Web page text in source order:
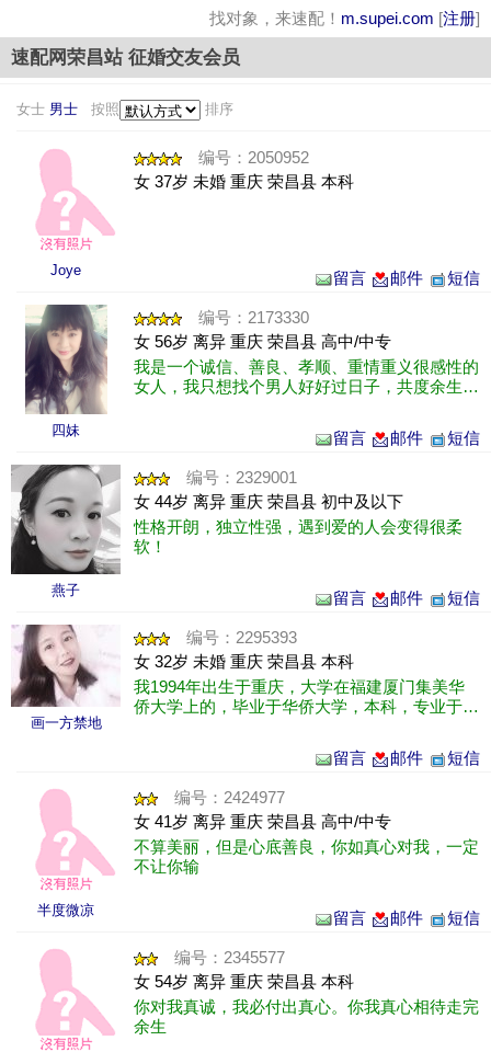
找对象，来速配！ m.supei.com [注册]
速配网荣昌站 征婚交友会员
女士 男士 按照 排序
Joye
编号：2050952
女 37岁 未婚 重庆 荣昌县 本科
留言 邮件 短信
四妹
编号：2173330
女 56岁 离异 重庆 荣昌县 高中/中专
我是一个诚信、善良、孝顺、重情重义很感性的
女人，我只想找个男人好好过日子，共度余生。
留言
邮件 短信
燕子
编号：2329001
女 44岁 离异 重庆 荣昌县 初中及以下
性格开朗，独立性强，遇到爱的人会变得很柔
软！
留言 邮件 短信
画一方禁地
编号：2295393
女 32岁 未婚 重庆 荣昌县 本科
我1994年出生于重庆，大学在福建厦门集美华
侨大学上的，毕业于华侨大学，本科，专业于
留言 邮件 短信
半度微凉
编号：2424977
女 41岁 离异 重庆 荣昌县 高中/中专
不算美丽，但是心底善良，你如真心对我，一定
不让你输
留言 邮件 短信
编号：2345577
女 54岁 离异 重庆 荣昌县 本科
你对我真诚，我必付出真心。你我真心相待走完
余生